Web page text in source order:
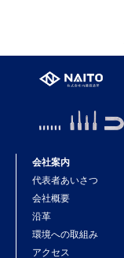
会社案内
代表者あいさつ
会社概要
沿革
環境への取組み
アクセス